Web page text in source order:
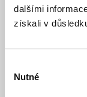
dalšími
získali v
souhlasu
Nutné
investor